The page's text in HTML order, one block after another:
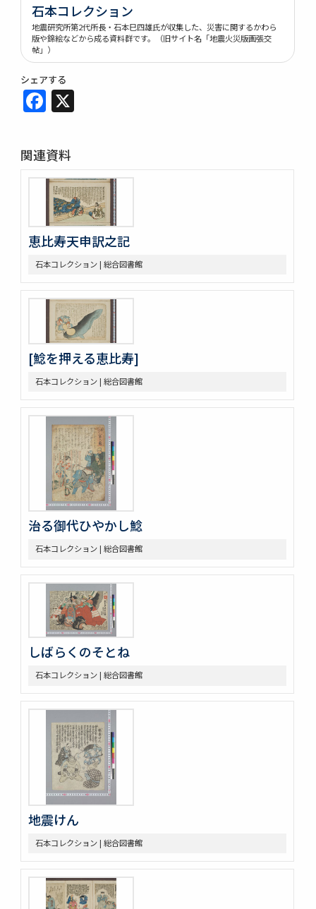
石本コレクション
地震研究所第2代所長・石本巳四雄氏が収集した、災害に関するかわら
版や錦絵などから成る資料群です。（旧サイト名「地震火災版画張交
帖」）
シェアする
Facebook
関連資料
恵比寿天申訳之記
石本コレクション | 総合図書館
[鯰を押える恵比寿]
石本コレクション | 総合図書館
治る御代ひやかし鯰
石本コレクション | 総合図書館
しばらくのそとね
石本コレクション | 総合図書館
地震けん
石本コレクション | 総合図書館